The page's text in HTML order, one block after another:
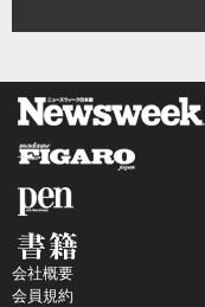
会社概要
会員規約